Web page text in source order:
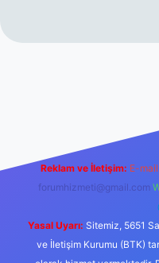
Reklam ve İletişim: E-
forumhizmeti@gmail.com
Yasal Uyarı: Sitemiz, 5651
ve İletişim Kurumu (BTK)